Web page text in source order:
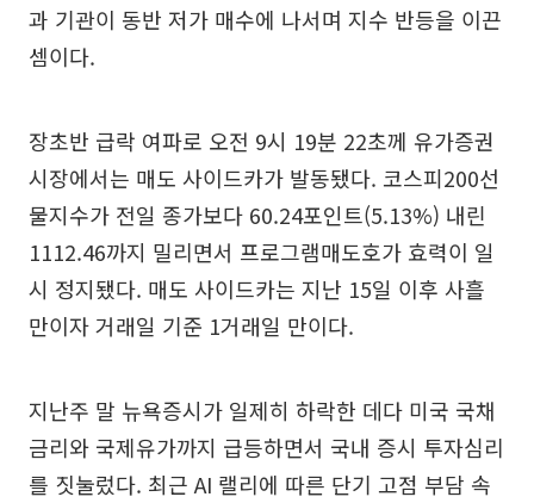
과 기관이 동반 저가 매수에 나서며 지수 반등을 이끈
셈이다.
장초반 급락 여파로 오전 9시 19분 22초께 유가증권
시장에서는 매도 사이드카가 발동됐다. 코스피200선
물지수가 전일 종가보다 60.24포인트(5.13%) 내린
1112.46까지 밀리면서 프로그램매도호가 효력이 일
시 정지됐다. 매도 사이드카는 지난 15일 이후 사흘
만이자 거래일 기준 1거래일 만이다.
지난주 말 뉴욕증시가 일제히 하락한 데다 미국 국채
금리와 국제유가까지 급등하면서 국내 증시 투자심리
를 짓눌렀다. 최근 AI 랠리에 따른 단기 고점 부담 속